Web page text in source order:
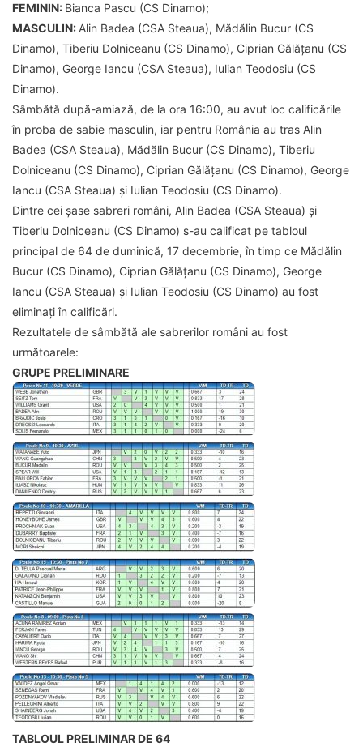
FEMININ: Bianca Pascu (CS Dinamo);
MASCULIN: Alin Badea (CSA Steaua), Mădălin Bucur (CS
Dinamo), Tiberiu Dolniceanu (CS Dinamo), Ciprian Gălățanu (CS
Dinamo), George Iancu (CSA Steaua), Iulian Teodosiu (CS
Dinamo).
Sâmbătă după-amiază, de la ora 16:00, au avut loc calificările
în proba de sabie masculin, iar pentru România au tras Alin
Badea (CSA Steaua), Mădălin Bucur (CS Dinamo), Tiberiu
Dolniceanu (CS Dinamo), Ciprian Gălățanu (CS Dinamo), George
Iancu (CSA Steaua) și Iulian Teodosiu (CS Dinamo).
Dintre cei șase sabreri români, Alin Badea (CSA Steaua) și
Tiberiu Dolniceanu (CS Dinamo) s-au calificat pe tabloul
principal de 64 de duminică, 17 decembrie, în timp ce Mădălin
Bucur (CS Dinamo), Ciprian Gălățanu (CS Dinamo), George
Iancu (CSA Steaua) și Iulian Teodosiu (CS Dinamo) au fost
eliminați în calificări.
Rezultatele de sâmbătă ale sabrerilor români au fost
următoarele:
GRUPE PRELIMINARE
TABLOUL PRELIMINAR DE 64